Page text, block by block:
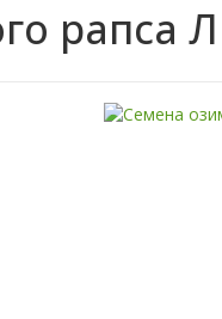
рапса